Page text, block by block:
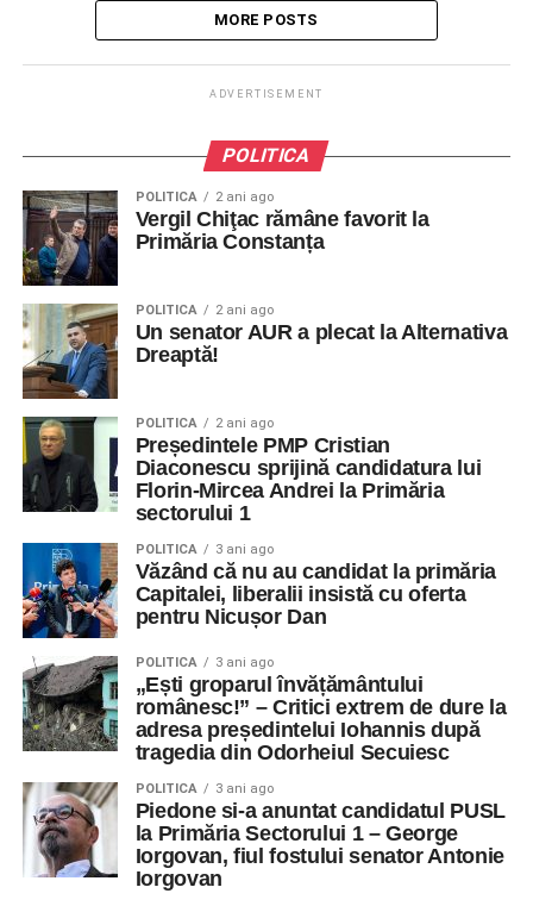
MORE POSTS
ADVERTISEMENT
POLITICA
POLITICA 2 ani ago
Vergil Chiţac rămâne favorit la
Primăria Constanța
POLITICA 2 ani ago
Un senator AUR a plecat la Alternativa
Dreaptă!
POLITICA 2 ani ago
Președintele PMP Cristian
Diaconescu sprijină candidatura lui
Florin-Mircea Andrei la Primăria
sectorului 1
POLITICA 3 ani ago
Văzând că nu au candidat la primăria
Capitalei, liberalii insistă cu oferta
pentru Nicușor Dan
POLITICA 3 ani ago
„Ești groparul învățământului
românesc!” – Critici extrem de dure la
adresa președintelui Iohannis după
tragedia din Odorheiul Secuiesc
POLITICA 3 ani ago
Piedone si-a anuntat candidatul PUSL
la Primăria Sectorului 1 – George
Iorgovan, fiul fostului senator Antonie
Iorgovan